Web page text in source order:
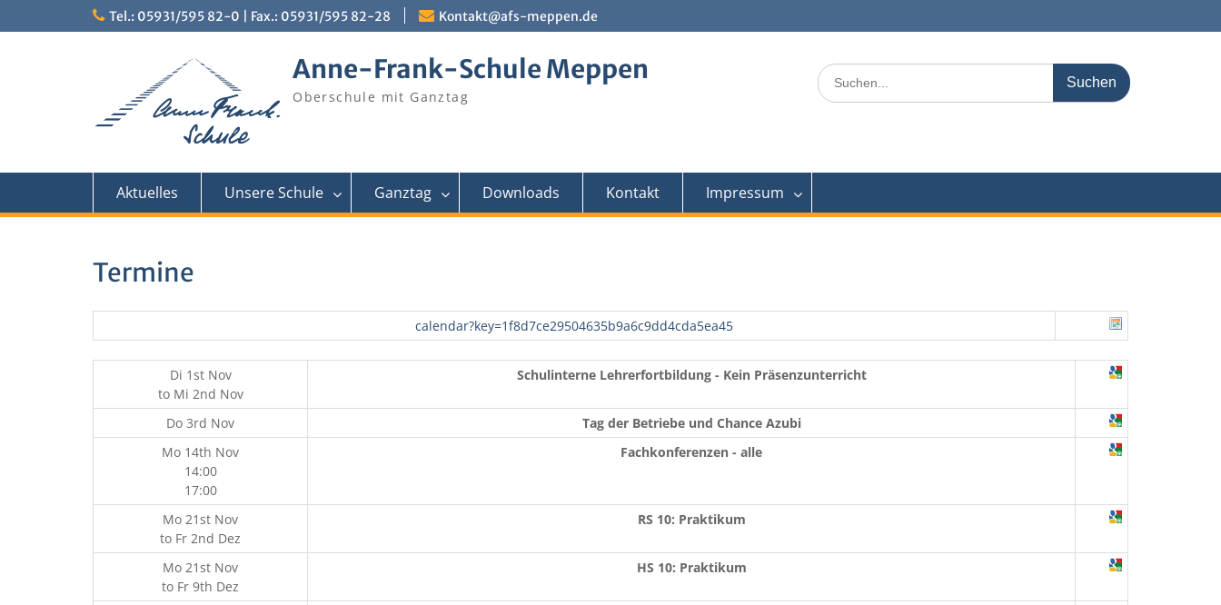
to
Tel.: 05931/595 82-0 | Fax.: 05931/595 82-28 Kontakt@afs-meppen.de
Anne-Frank-Schule Meppen
Oberschule mit Ganztag
Search
for:
Aktuelles Unsere Schule Ganztag Downloads Kontakt Impressum
Termine
calendar?key=1f8d7ce29504635b9a6c9dd4cda5ea45
Di 1st Nov
to Mi 2nd Nov
Schulinterne Lehrerfortbildung - Kein Präsenzunterricht
Do 3rd Nov
Tag der Betriebe und Chance Azubi
Mo 14th Nov
14:00
17:00
Fachkonferenzen - alle
Mo 21st Nov
to Fr 2nd Dez
RS 10: Praktikum
Mo 21st Nov
to Fr 9th Dez
HS 10: Praktikum